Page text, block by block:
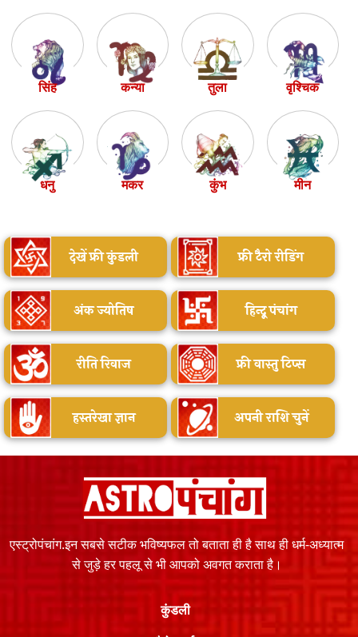
सिंह कन्या तुला वृश्चिक
धनु मकर कुंभ मीन
देखें फ्री कुंडली फ्री टैरो रीडिंग
अंक ज्योतिष हिन्दू पंचांग
रीति रिवाज फ्री वास्तु टिप्स
हस्तरेखा ज्ञान अपनी राशि चुनें
एस्ट्रोपंचांग.इन सबसे सटीक भविष्यफल तो बताता ही है साथ ही धर्म-अध्यात्म
से जुड़े हर पहलू से भी आपको अवगत कराता है।
कुंडली